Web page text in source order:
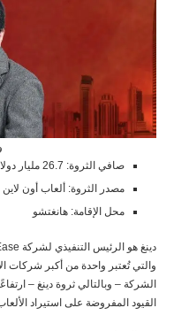
صافي الثروة: 26.7 مليار دولار
مصدر الثروة: ألعاب أون لاين
محل الإقامة: هانغتشو
والتي تُعتبر واحدة من أكبر شركات
الشركة – وبالتالي ثروة دينغ –
القيود المفروضة على استيراد